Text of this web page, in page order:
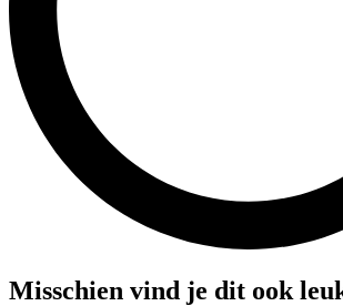
Misschien vind je dit ook